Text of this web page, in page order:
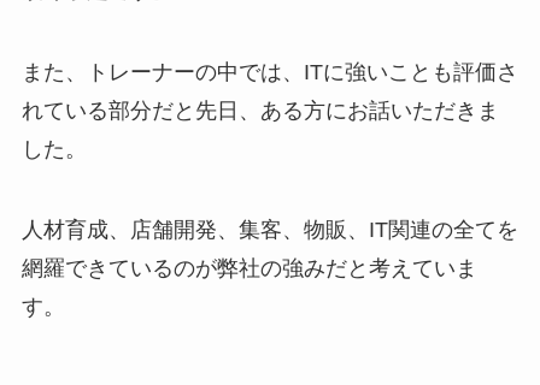
また、トレーナーの中では、ITに強いことも評価さ
れている部分だと先日、ある方にお話いただきま
した。
人材育成、店舗開発、集客、物販、IT関連の全てを
網羅できているのが弊社の強みだと考えていま
す。